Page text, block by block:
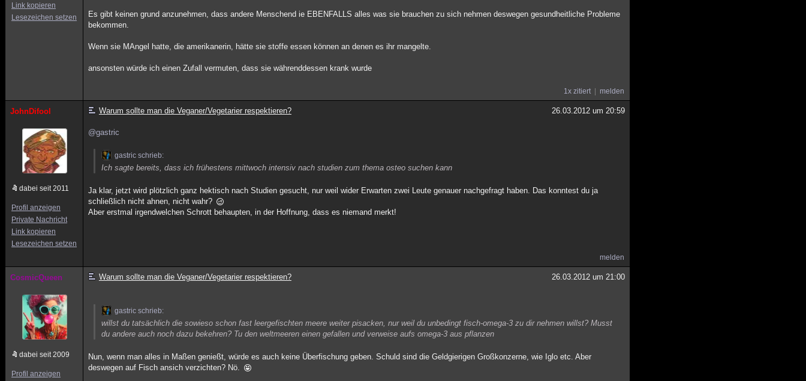
Link kopieren
Lesezeichen setzen
Es gibt keinen grund anzunehmen, dass andere Menschend ie EBENFALLS alles was sie brauchen zu sich nehmen deswegen gesundheitliche Probleme
bekommen.
Wenn sie MAngel hatte, die amerikanerin, hätte sie stoffe essen können an denen es ihr mangelte.
ansonsten würde ich einen Zufall vermuten, dass sie währenddessen krank wurde
1x zitiert melden
JohnDifool
dabei seit 2011
Profil anzeigen
Private Nachricht
Link kopieren
Lesezeichen setzen
Warum sollte man die Veganer/Vegetarier respektieren? 26.03.2012 um 20:59
@gastric
gastric schrieb:
Ich sagte bereits, dass ich frühestens mittwoch intensiv nach studien zum thema osteo suchen kann
Ja klar, jetzt wird plötzlich ganz hektisch nach Studien gesucht, nur weil wider Erwarten zwei Leute genauer nachgefragt haben. Das konntest du ja
schließlich nicht ahnen, nicht wahr?
Aber erstmal irgendwelchen Schrott behaupten, in der Hoffnung, dass es niemand merkt!
melden
CosmicQueen
dabei seit 2009
Profil anzeigen
Warum sollte man die Veganer/Vegetarier respektieren? 26.03.2012 um 21:00
gastric schrieb:
willst du tatsächlich die sowieso schon fast leergefischten meere weiter pisacken, nur weil du unbedingt fisch-omega-3 zu dir nehmen willst? Musst
du andere auch noch dazu bekehren? Tu den weltmeeren einen gefallen und verweise aufs omega-3 aus pflanzen
Nun, wenn man alles in Maßen genießt, würde es auch keine Überfischung geben. Schuld sind die Geldgierigen Großkonzerne, wie Iglo etc. Aber
deswegen auf Fisch ansich verzichten? Nö.